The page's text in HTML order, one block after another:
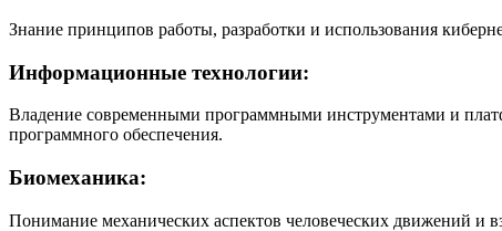
Знание принципов работы, разработки и использования
Информационные технологии:
Владение современными программными инструментами и
программного обеспечения.
Биомеханика:
Понимание механических аспектов человеческих движений и